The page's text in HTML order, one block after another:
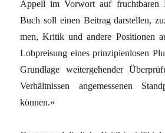
Appell im Vorwort auf frucht­baren
Buch soll einen Beitrag darstellen,
men, Kritik und andere Positionen
Lobpreisung eines prinzi­pienlosen
Grund­lage weitergehender
Verhältnissen angemessenen
können.«